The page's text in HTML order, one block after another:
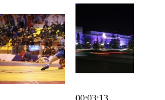
00:03:13